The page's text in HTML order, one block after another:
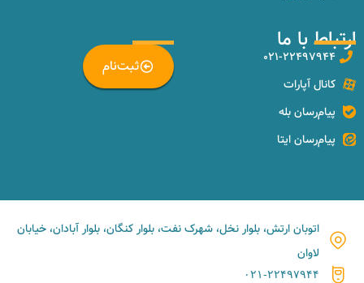
ارتباط با ما
۰۲۱-۲۲۴۹۷۹۴۴
کانال آپارات
پیام‌رسان بله
پیام‌رسان ایتا
_
ثبت‌نام
اتوبان ارتش، بلوار نخل، شهرک نفت، بلوار کنگان، بلوار آبادان، خیابان
لاوان
۰۲۱-۲۲۴۹۷۹۴۴